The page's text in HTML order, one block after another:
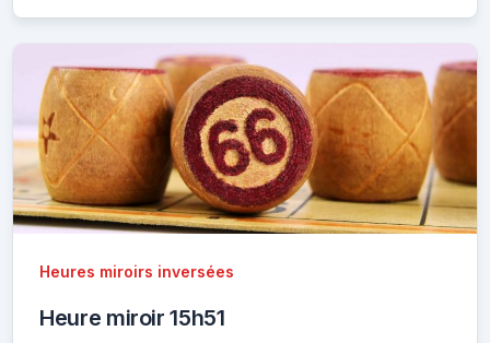
Heures miroirs inversées
Heure miroir 15h51